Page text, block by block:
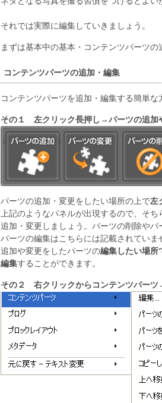
それでは実際に編集していきましょう。
まずは基本中の基本・コンテンツパーツの
コンテンツパーツの追加・編集
コンテンツパーツを追加・編集する簡単な
その１ 左クリック長押し→パーツの追加
パーツの追加・変更をしたい場所の上で左
上記のようなパネルが出現するので、そ
追加・変更しましょう。パーツの削除やパ
パーツの編集はこちらには記載されていま
追加や変更をしたパーツの編集したい場所
編集することができます。
その２ 右クリックからコンテンツパー